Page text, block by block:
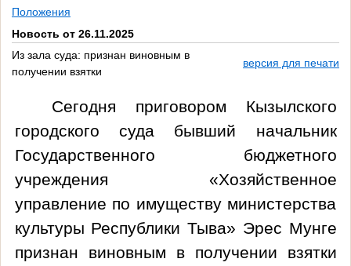
Положения
Новость от 26.11.2025
Из зала суда: признан виновным в
получении взятки
версия для печати
Сегодня приговором Кызылского
городского суда бывший начальник
Государственного бюджетного
учреждения «Хозяйственное
управление по имуществу министерства
культуры Республики Тыва» Эрес Мунге
признан виновным в получении взятки